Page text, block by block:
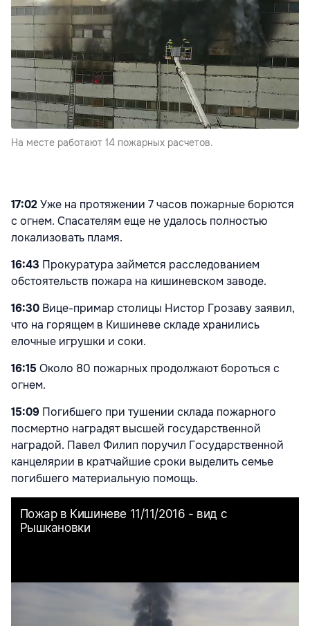
На месте работают 14 пожарных расчетов.
17:02 Уже на протяжении 7 часов пожарные борются
с огнем. Спасателям еще не удалось полностью
локализовать пламя.
16:43 Прокуратура займется расследованием
обстоятельств пожара на кишиневском заводе.
16:30 Вице-примар столицы Нистор Грозаву заявил,
что на горящем в Кишиневе складе хранились
елочные игрушки и соки.
16:15 Около 80 пожарных продолжают бороться с
огнем.
15:09 Погибшего при тушении склада пожарного
посмертно наградят высшей государственной
наградой. Павел Филип поручил Государственной
канцелярии в кратчайшие сроки выделить семье
погибшего материальную помощь.